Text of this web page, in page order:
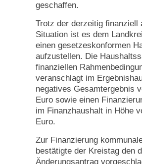
geschaffen.
Trotz der derzeitig finanziell
Situation ist es dem
einen gesetzeskonformen
aufzustellen. Die
finanziellen
veranschlagt im
negatives Gesamtergebnis
Euro sowie einen
im Finanzhaushalt in Höhe
Euro.
Zur Finanzierung
bestätigte der Kreistag den
Änderungsantrag